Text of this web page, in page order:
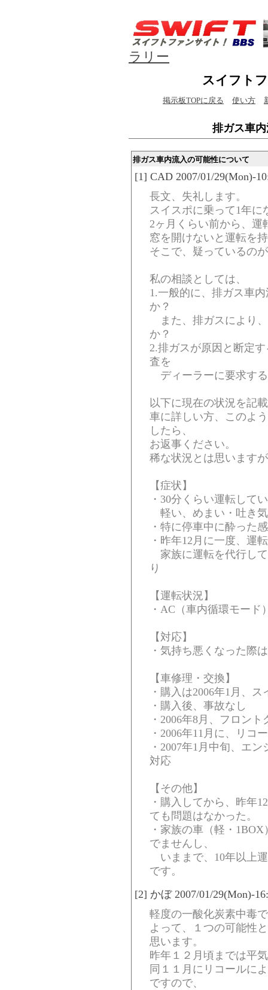
ラリー
スイフト
掲示板TOPに戻る 使い方
排ガス車
排ガス車内流入の可能性について
[1] CAD 2007/01/29(Mon)-
長文、失礼します。
スイスポに乗って1年に
2ヶ月くらい前から、運
窓を開けないと運転を
そこで、疑っているの
私の相談としては、
1.一般的に、排ガス車
か？
また、排ガスにより
か？
2.排ガスが原因と断定
査を
ディーラーに要求す
以下に現在の状況を記
車に詳しい方、このよ
したら、
お返事ください。
稀な状況とは思います
【症状】
・30分くらい運転して
軽い、めまい・吐き
・特に停車中に酔った
・昨年12月に一度、運
家族に運転を代行し
り
【運転状況】
・AC（車内循環モード
【対応】
・気持ち悪くなった際
【車修理・交換】
・購入は2006年1月、
・購入後、事故なし
・2006年8月、フロン
・2006年11月に、リコ
・2007年1月中旬、エ
対応
【その他】
・購入してから、昨年
ても問題はなかった。
・家族の車（軽・
でませんし、
いままで、10年以上
です。
[2] かぼ 2007/01/29(Mon)-
軽度の一酸化炭素中毒
よって、１つの可能性
思います。
昨年１２月頃までは平
同１１月にリコールに
ですので、